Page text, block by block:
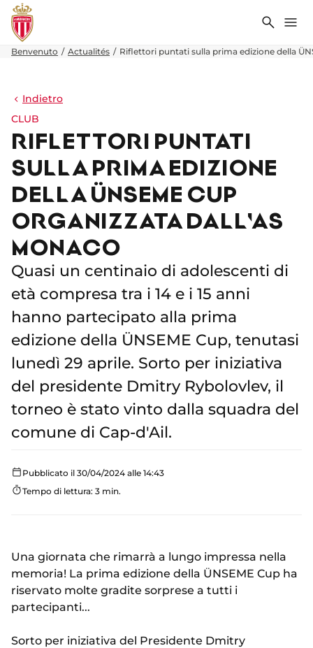
Ricerca
Benvenuto Actualités Riflettori puntati sulla prima edizione della
Indietro
CLUB
RIFLETTORI PUNTATI
SULLA PRIMA EDIZIONE
DELLA ÜNSEME CUP
ORGANIZZATA DALL'AS
MONACO
Quasi un centinaio di adolescenti di
età compresa tra i 14 e i 15 anni
hanno partecipato alla prima
edizione della ÜNSEME Cup, tenutasi
lunedì 29 aprile. Sorto per iniziativa
del presidente Dmitry Rybolovlev, il
torneo è stato vinto dalla squadra del
comune di Cap-d'Ail.
Pubblicato il 30/04/2024 alle 14:43
Tempo di lettura: 3 min.
Una giornata che rimarrà a lungo impressa nella
memoria! La prima edizione della ÜNSEME Cup ha
riservato molte gradite sorprese a tutti i
partecipanti...
Sorto per iniziativa del Presidente Dmitry